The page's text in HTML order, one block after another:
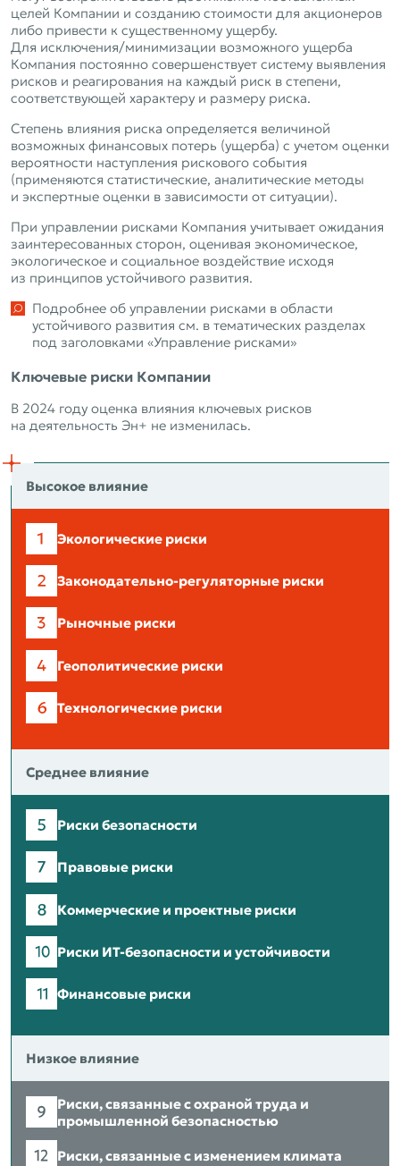
целей Компании и созданию стоимости для акционеров
либо привести к существенному ущербу.
Для исключения/минимизации возможного ущерба
Компания постоянно совершенствует систему выявления
рисков и реагирования на каждый риск в степени,
соответствующей характеру и размеру риска.
Степень влияния риска определяется величиной
возможных финансовых потерь (ущерба) с учетом оценки
вероятности наступления рискового события
(применяются статистические, аналитические методы
и экспертные оценки в зависимости от ситуации).
При управлении рисками Компания учитывает ожидания
заинтересованных сторон, оценивая экономическое,
экологическое и социальное воздействие исходя
из принципов устойчивого развития.
Подробнее об управлении рисками в области
устойчивого развития см. в тематических разделах
под заголовками «Управление рисками»
Ключевые риски Компании
В 2024 году оценка влияния ключевых рисков
на деятельность Эн+ не изменилась.
Высокое влияние
Экологические риски
Законодательно-регуляторные риски
Рыночные риски
Геополитические риски
Технологические риски
Среднее влияние
Риски безопасности
Правовые риски
Коммерческие и проектные риски
Риски ИТ-безопасности и устойчивости
Финансовые риски
Низкое влияние
Риски, связанные с охраной труда и
промышленной безопасностью
Риски, связанные с изменением климата